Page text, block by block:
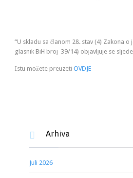
“U skladu sa članom 28. stav (4) Zakona o
glasnik BiH broj 39/14) objavljuje se
Istu možete preuzeti OVDJE
 Arhiva
Juli 2026